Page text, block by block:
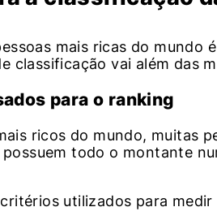
mais ricas do mundo
classificação vai além das
para o ranking
ricos do mundo, muitas
possuem todo o montante
utilizados para